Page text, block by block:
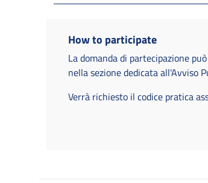
How to participate
La domanda di partecipazione
nella sezione dedicata all'Avviso
Verrà richiesto il codice pratica